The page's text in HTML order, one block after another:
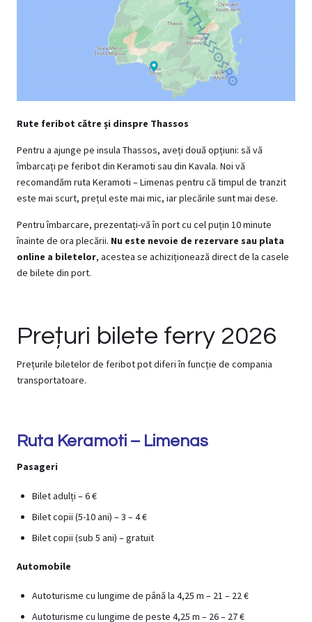
Rute feribot către și dinspre Thassos
Pentru a ajunge pe insula Thassos, aveți două opțiuni: să vă
îmbarcați pe feribot din Keramoti sau din Kavala. Noi vă
recomandăm ruta Keramoti – Limenas pentru că timpul de tranzit
este mai scurt, prețul este mai mic, iar plecările sunt mai dese.
Pentru îmbarcare, prezentați-vă în port cu cel puțin 10 minute
înainte de ora plecării. Nu este nevoie de rezervare sau plata
online a biletelor, acestea se achiziționează direct de la casele
de bilete din port.
Prețuri bilete ferry 2026
Prețurile biletelor de feribot pot diferi în funcție de compania
transportatoare.
Ruta Keramoti – Limenas
Pasageri
Bilet adulți – 6 €
Bilet copii (5-10 ani) – 3 – 4 €
Bilet copii (sub 5 ani) – gratuit
Automobile
Autoturisme cu lungime de până la 4,25 m – 21 – 22 €
Autoturisme cu lungime de peste 4,25 m – 26 – 27 €